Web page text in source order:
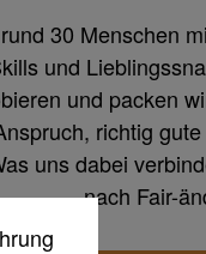
30 Menschen
und
und packen
richtig
uns dabei
nach Fair-